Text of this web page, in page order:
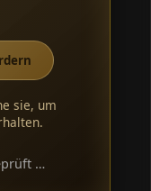
sie, um
…